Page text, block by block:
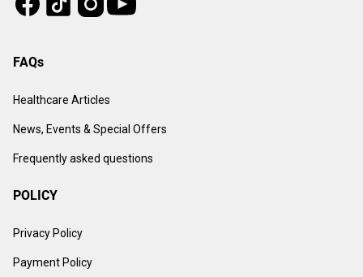
FAQs
Healthcare Articles
News, Events & Special Offers
Frequently asked questions
POLICY
Privacy Policy
Payment Policy